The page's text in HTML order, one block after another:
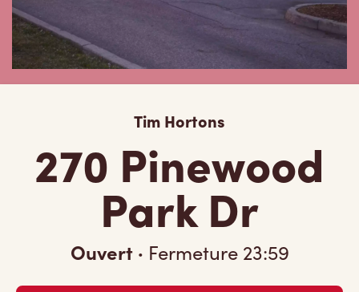
Tim Hortons
270 Pinewood
Park Dr
Ouvert · Fermeture 23:59